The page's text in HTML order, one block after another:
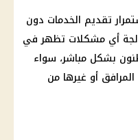
تقديم الخدمات دون
أي مشكلات تظهر في
بشكل مباشر، سواء
أو غيرها من